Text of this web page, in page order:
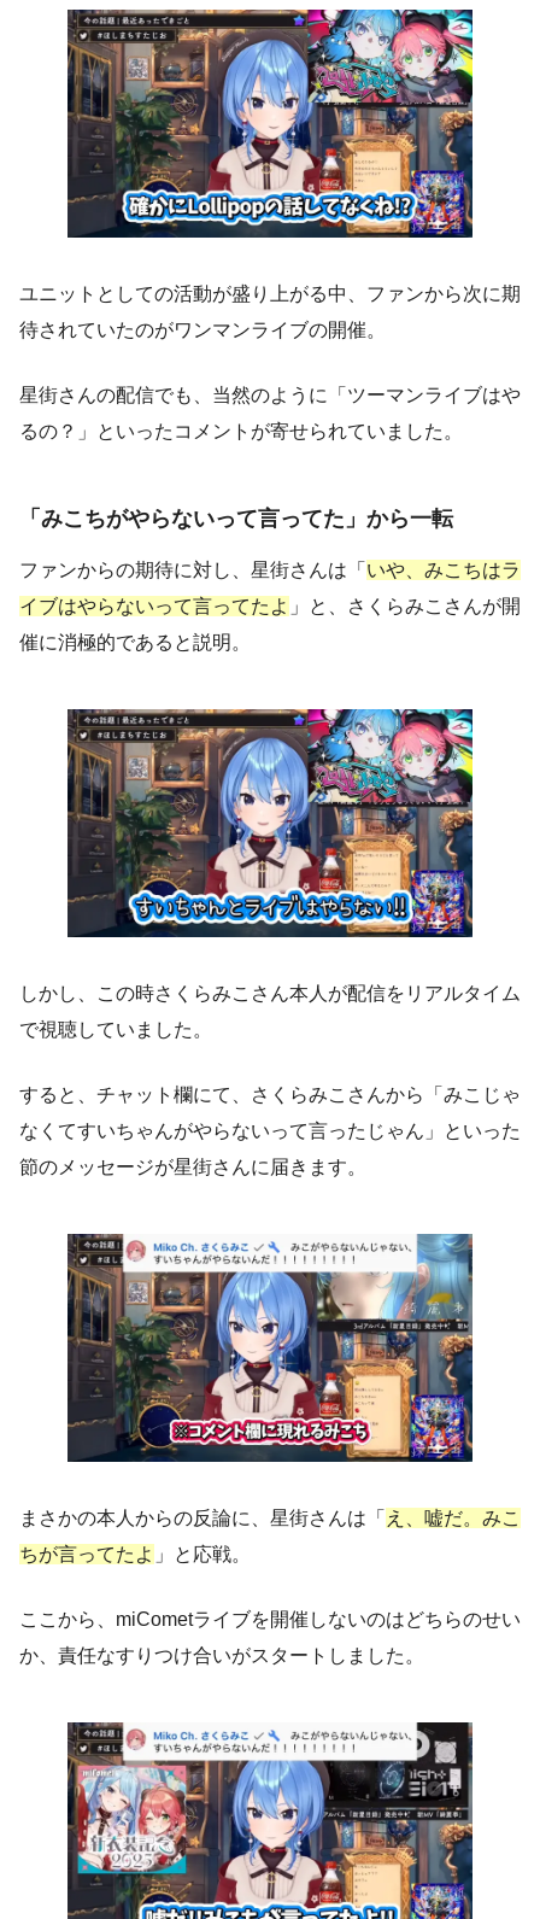
ユニットとしての活動が盛り上がる中、ファンから次に期
待されていたのがワンマンライブの開催。
星街さんの配信でも、当然のように「ツーマンライブはや
るの？」といったコメントが寄せられていました。
「みこちがやらないって言ってた」から一転
ファンからの期待に対し、星街さんは「 いや、みこちはラ
イブはやらないって言ってたよ 」と、さくらみこさんが開
催に消極的であると説明。
しかし、この時さくらみこさん本人が配信をリアルタイム
で視聴していました。
すると、チャット欄にて、さくらみこさんから「みこじゃ
なくてすいちゃんがやらないって言ったじゃん」といった
節のメッセージが星街さんに届きます。
まさかの本人からの反論に、星街さんは「 え、嘘だ。みこ
ちが言ってたよ 」と応戦。
ここから、miCometライブを開催しないのはどちらのせい
か、責任なすりつけ合いがスタートしました。